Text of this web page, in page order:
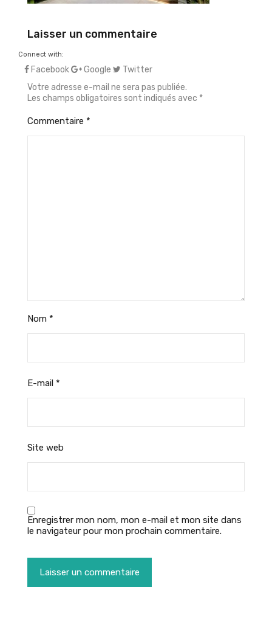
Laisser un commentaire
Connect with:
Facebook Google
Twitter
Votre adresse e-mail ne sera pas publiée.
Les champs obligatoires sont indiqués avec *
Commentaire *
Nom *
E-mail *
Site web
Enregistrer mon nom, mon e-mail et mon site dans
le navigateur pour mon prochain commentaire.